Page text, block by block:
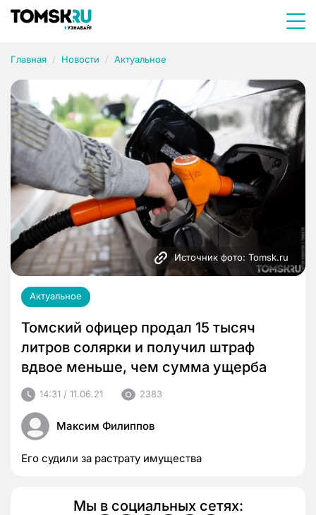
Главная Новости Актуальное
Источник фото: Tomsk.ru
Актуальное
Томский офицер продал 15 тысяч
литров солярки и получил штраф
вдвое меньше, чем сумма ущерба
14:31 / 11.06.21 2383
Максим Филиппов
Его судили за растрату имущества
Мы в социальных сетях: